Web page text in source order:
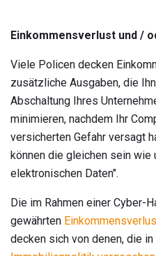
Einkommensverlust und /
Viele Policen decken
zusätzliche Ausgaben, die
Abschaltung Ihres
minimieren, nachdem Ihr
versicherten Gefahr versagt
können die gleichen sein wie
elektronischen Daten".
Die im Rahmen einer Cyber-
gewährten
decken sich von denen, die in